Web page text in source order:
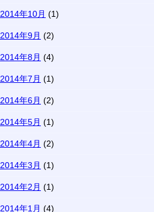
2014年10月 (1)
2014年9月 (2)
2014年8月 (4)
2014年7月 (1)
2014年6月 (2)
2014年5月 (1)
2014年4月 (2)
2014年3月 (1)
2014年2月 (1)
2014年1月 (4)